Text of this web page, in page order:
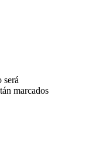
será
marcados